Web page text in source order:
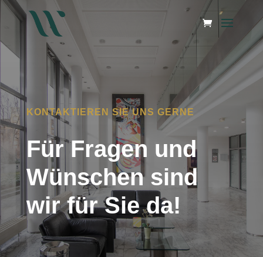
KONTAKTIEREN SIE UNS GERNE
Für Fragen und
Wünschen sind
wir für Sie da!